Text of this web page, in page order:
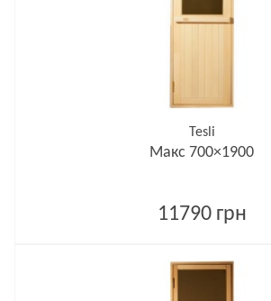
Tesli
Макс 700×1900
11790 грн